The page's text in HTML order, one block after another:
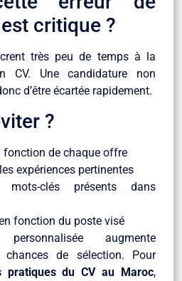
critique ?
très peu de temps à la
CV. Une candidature non
d’être écartée rapidement.
?
fonction de chaque offre
expériences pertinentes
mots-clés présents dans
fonction du poste visé
augmente
chances de sélection. Pour
pratiques du CV au Maroc,